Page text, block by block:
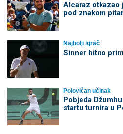
Alcaraz otkazao
pod znakom
Najbolji igrač
Sinner hitno
Polovičan učinak
Pobjeda
startu turnira u